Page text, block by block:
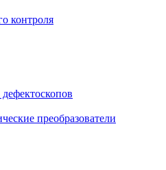
контроля
преобразователи